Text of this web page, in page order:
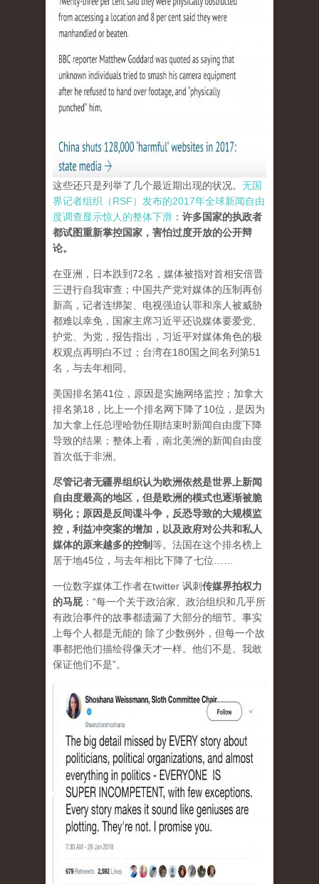
这些还只是列举了几个最近期出现的状况。 无国
界记者组织（RSF）发布的2017年全球新闻自由
度调查显示惊人的整体下滑 ： 许多国家的执政者
都试图重新掌控国家，害怕过度开放的公开辩
论。
在亚洲，日本跌到72名，媒体被指对首相安倍晋
三进行自我审查；中国共产党对媒体的压制再创
新高，记者连绑架、电视强迫认罪和亲人被威胁
都难以幸免，国家主席习近平还说媒体要爱党、
护党、为党，报告指出，习近平对媒体角色的极
权观点再明白不过；台湾在180国之间名列第51
名，与去年相同。
美国排名第41位，原因是实施网络监控；加拿大
排名第18，比上一个排名网下降了10位，是因为
加大拿上任总理哈勃任期结束时新闻自由度下降
导致的结果；整体上看，南北美洲的新闻自由度
首次低于非洲。
尽管记者无疆界组织认为欧洲依然是世界上新闻
自由度最高的地区，但是欧洲的模式也逐渐被脆
弱化；原因是反间谍斗争，反恐导致的大规模监
控，利益冲突案的增加，以及政府对公共和私人
媒体的原来越多的控制等。法国在这个排名榜上
居于地45位，与去年相比下降了七位……
一位数字媒体工作者在twitter 讽刺传媒界拍权力
的马屁：“每一个关于政治家、政治组织和几乎所
有政治事件的故事都遗漏了大部分的细节。事实
上每个人都是无能的 除了少数例外，但每一个故
事都把他们描绘得像天才一样。他们不是。我敢
保证他们不是”。